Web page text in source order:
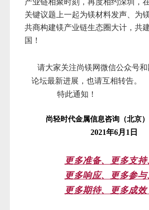
产业链相聚时刻，再度相约深圳，
关键议题上一起为镁材料发声、为
共商构建镁产业链生态圈大计，共
国！
请大家关注尚镁网微信公众号
论坛最新进展，也请互相转告。
特此通知！
尚轻时代金属信息咨询（北京
2021年6月1日
更多准备、更多支持
更多响应、更多参与
更多期待、更多成效